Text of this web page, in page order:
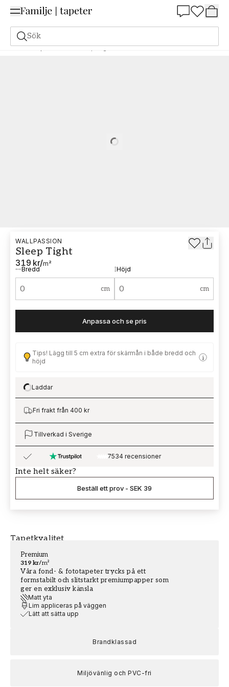
Sök
Fondtapeter Barn Sleep Tight
Tapetkvalitet
Premium
319 kr/m²
Våra fond- & fototapeter trycks på ett
formstabilt och slitstarkt premiumpapper som
ger en exklusiv känsla
Matt yta
Lim appliceras på väggen
Lätt att sätta upp
Brandklassad
Miljövänlig och PVC-fri
WALLPASSION
Sleep Tight
319 kr/m²
Bredd Höjd
cm cm
Anpassa och se pris
Tips! Lägg till 5 cm extra för skärmån i både bredd och
höjd
Loading…
Laddar
Fri frakt från 400 kr
Tillverkad i Sverige
7534 recensioner
Inte helt säker?
Beställ ett prov - SEK 39